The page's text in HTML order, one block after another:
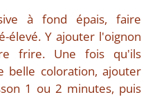
à fond épais, faire
élevé. Y ajouter l'oignon
frire. Une fois qu'ils
belle coloration, ajouter
1 ou 2 minutes, puis